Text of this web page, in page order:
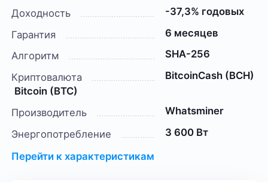
Доходность
-37,3% годовых
Гарантия
6 месяцев
Алгоритм
SHA-256
Криптовалюта
BitcoinCash (BCH)
Bitcoin (BTC)
Производитель
Whatsminer
Энергопотребление
3 600 Вт
Перейти к характеристикам